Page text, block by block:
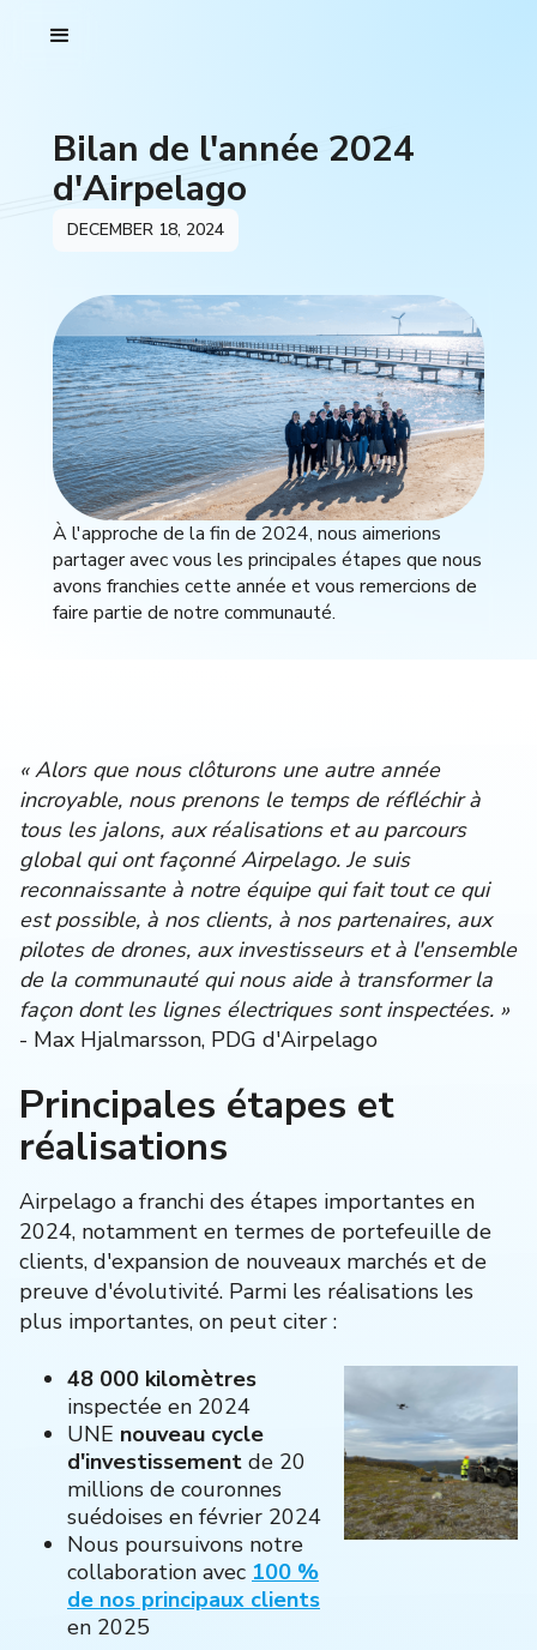
Bilan de l'année 2024
d'Airpelago
DECEMBER 18, 2024
À l'approche de la fin de 2024, nous aimerions
partager avec vous les principales étapes que nous
avons franchies cette année et vous remercions de
faire partie de notre communauté.
« Alors que nous clôturons une autre année
incroyable, nous prenons le temps de réfléchir à
tous les jalons, aux réalisations et au parcours
global qui ont façonné Airpelago. Je suis
reconnaissante à notre équipe qui fait tout ce qui
est possible, à nos clients, à nos partenaires, aux
pilotes de drones, aux investisseurs et à l'ensemble
de la communauté qui nous aide à transformer la
façon dont les lignes électriques sont inspectées. »
- Max Hjalmarsson, PDG d'Airpelago
Principales étapes et
réalisations
Airpelago a franchi des étapes importantes en
2024, notamment en termes de portefeuille de
clients, d'expansion de nouveaux marchés et de
preuve d'évolutivité. Parmi les réalisations les
plus importantes, on peut citer :
48 000 kilomètres
inspectée en 2024
UNE nouveau cycle
d'investissement de 20
millions de couronnes
suédoises en février 2024
Nous poursuivons notre
collaboration avec 100 %
de nos principaux clients
en 2025